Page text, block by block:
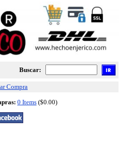
Buscar:
Compra
0 Items ($0.00)